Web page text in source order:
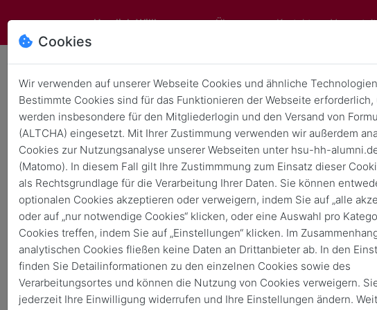
Herzlich Willkommen(current)
Über uns Kontakt
Universität kooperiert mit Autobahn
Zurück 27. Juli 2020
Cookies
Wir verwenden auf unserer Webseite Cookies und ähnliche
Bestimmte Cookies sind für das Funktionieren der Webseite erforderlich,
werden insbesondere für den Mitgliederlogin und den Versand von
(ALTCHA) eingesetzt. Mit Ihrer Zustimmung verwenden wir außerdem
Cookies zur Nutzungsanalyse unserer Webseiten unter hsu-hh-
(Matomo). In diesem Fall gilt Ihre Zustimmmung zum Einsatz dieser
als Rechtsgrundlage für die Verarbeitung Ihrer Daten. Sie können
optionalen Cookies akzeptieren oder verweigern, indem Sie auf „alle
oder auf „nur notwendige Cookies“ klicken, oder eine Auswahl pro
Cookies treffen, indem Sie auf „Einstellungen“ klicken. Im
analytischen Cookies fließen keine Daten an Drittanbieter ab. In den
finden Sie Detailinformationen zu den einzelnen Cookies sowie des
Verarbeitungsortes und können die Nutzung von Cookies verweigern.
jederzeit Ihre Einwilligung widerrufen und Ihre Einstellungen ändern.